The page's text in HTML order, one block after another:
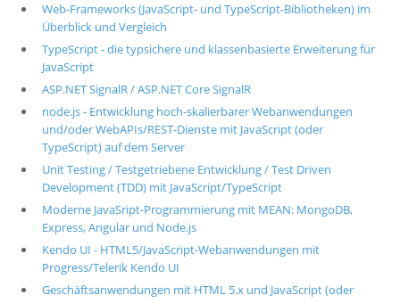
Web-Frameworks (JavaScript- und TypeScript-Bibliotheken) im
Überblick und Vergleich
TypeScript - die typsichere und klassenbasierte Erweiterung für
JavaScript
ASP.NET SignalR / ASP.NET Core SignalR
node.js - Entwicklung hoch-skalierbarer Webanwendungen
und/oder WebAPIs/REST-Dienste mit JavaScript (oder
TypeScript) auf dem Server
Unit Testing / Testgetriebene Entwicklung / Test Driven
Development (TDD) mit JavaScript/TypeScript
Moderne JavaSript-Programmierung mit MEAN: MongoDB,
Express, Angular und Node.js
Kendo UI - HTML5/JavaScript-Webanwendungen mit
Progress/Telerik Kendo UI
Geschäftsanwendungen mit HTML 5.x und JavaScript (oder